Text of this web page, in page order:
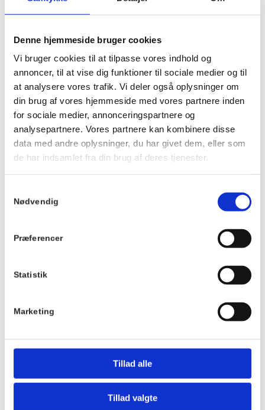
Denne hjemmeside bruger cookies
Vi bruger cookies til at tilpasse vores indhold og
annoncer, til at vise dig funktioner til sociale medier og til
at analysere vores trafik. Vi deler også oplysninger om
din brug af vores hjemmeside med vores partnere inden
for sociale medier, annonceringspartnere og
analysepartnere. Vores partnere kan kombinere disse
data med andre oplysninger, du har givet dem, eller som
de har indsamlet fra din brug af deres tjenester.
Nødvendig
Præferencer
Statistik
Marketing
Tillad alle
Tillad valgte
Alle niveauer og aldersgrupper er velkomne, og spillet er
Det er gratis at deltage, men tilmelding er nødvendig.
Joe fra Hornbæk Petanque vil guide dig igennem spillet.
I tilfælde af regn aflyses arrangementet.
Info
Dato:
6. august 2026
Tidspunkt:
Strand
Pris:
3100
Tilmelding
Det er gratis at
deltage, men